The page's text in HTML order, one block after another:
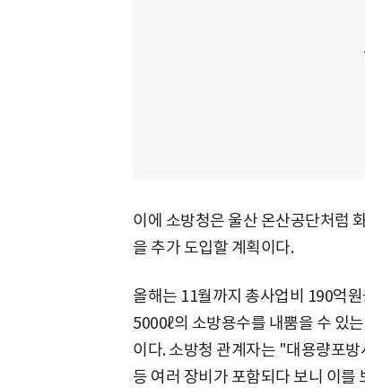
이에 소방청은 울산 온산공단처럼
을 추가 도입할 계획이다.
올해는 11월까지 총사업비 190억
5000ℓ의 소방용수를 내뿜을 수 있
이다. 소방청 관계자는 "대용량포
등 여러 장비가 포함되다 보니 이